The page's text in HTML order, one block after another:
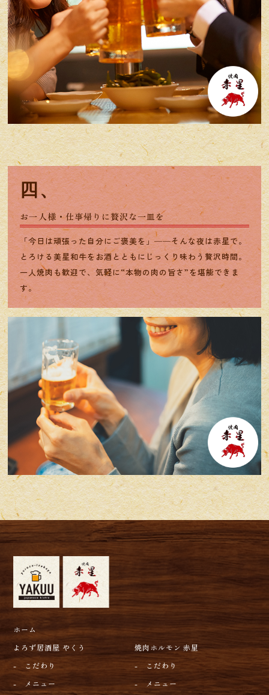
四、
お一人様・仕事帰りに贅沢な一皿を
「今日は頑張った自分にご褒美を」──そんな夜は赤星で。
とろける美星和牛をお酒とともにじっくり味わう贅沢時間。
一人焼肉も歓迎で、気軽に“本物の肉の旨さ”を堪能できま
す。
ホーム
よろず居酒屋 やくう
- こだわり
- メニュー
焼肉ホルモン 赤星
- こだわり
- メニュー